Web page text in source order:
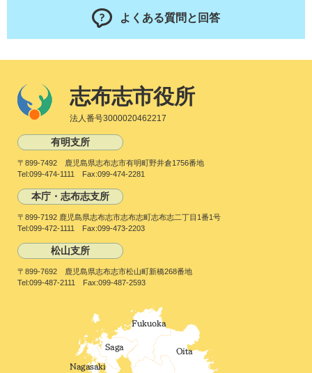
よくある質問と回答
志布志市役所
法人番号3000020462217
有明支所
〒899-7492 鹿児島県志布志市有明町野井倉1756番地
Tel:099-474-1111 Fax:099-474-2281
本庁・志布志支所
〒899-7192 鹿児島県志布志市志布志町志布志二丁目1番1号
Tel:099-472-1111 Fax:099-473-2203
松山支所
〒899-7692 鹿児島県志布志市松山町新橋268番地
Tel:099-487-2111 Fax:099-487-2593